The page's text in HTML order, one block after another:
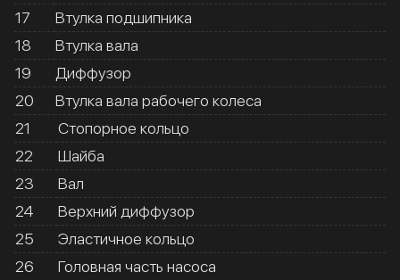
17
Втулка подшипника
18
Втулка вала
19
Диффузор
20
Втулка вала рабочего колеса
21
Стопорное кольцо
22
Шайба
23
Вал
24
Верхний диффузор
25
Эластичное кольцо
26
Головная часть насоса